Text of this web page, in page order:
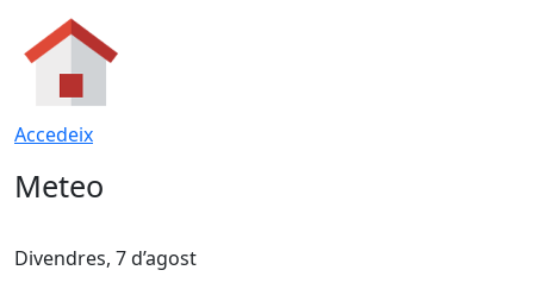
Accedeix
Meteo
Divendres, 7 d’agost